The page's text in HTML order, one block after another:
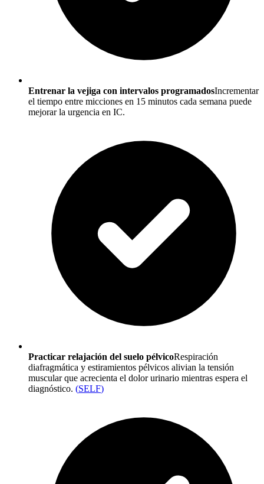
Entrenar la vejiga con intervalos programadosIncrementar
el tiempo entre micciones en 15 minutos cada semana puede
mejorar la urgencia en IC.
Practicar relajación del suelo pélvicoRespiración
diafragmática y estiramientos pélvicos alivian la tensión
muscular que acrecienta el dolor urinario mientras espera el
diagnóstico. (SELF)